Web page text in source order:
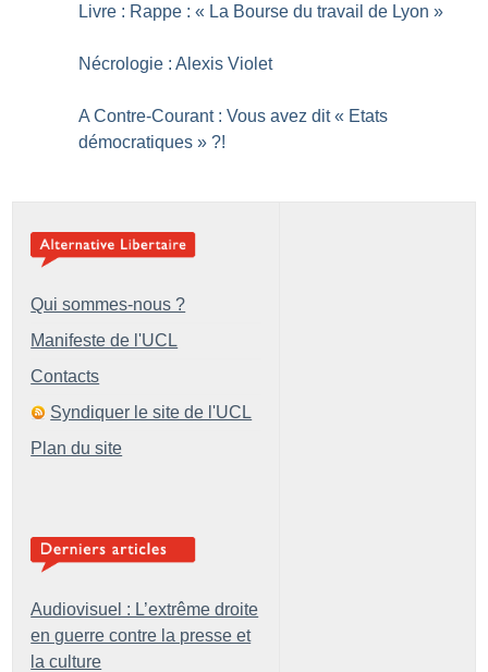
Livre : Rappe : « La Bourse du travail de Lyon »
Nécrologie : Alexis Violet
A Contre-Courant : Vous avez dit « Etats
démocratiques » ?!
Qui sommes-nous ?
Manifeste de l'UCL
Contacts
Syndiquer le site de l'UCL
Plan du site
Audiovisuel : L’extrême droite
en guerre contre la presse et
la culture